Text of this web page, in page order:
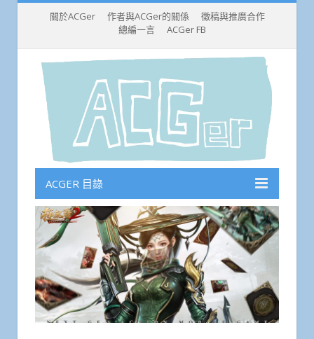
關於ACGer 作者與ACGer的關係
徵稿與推廣合作
總編一言
ACGer FB
ACGER 目錄